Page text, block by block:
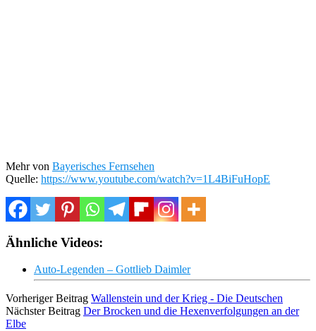
Mehr von Bayerisches Fernsehen
Quelle: https://www.youtube.com/watch?v=1L4BiFuHopE
Ähnliche Videos:
Auto-Legenden – Gottlieb Daimler
Vorheriger Beitrag Wallenstein und der Krieg - Die Deutschen
Nächster Beitrag Der Brocken und die Hexenverfolgungen an der
Elbe